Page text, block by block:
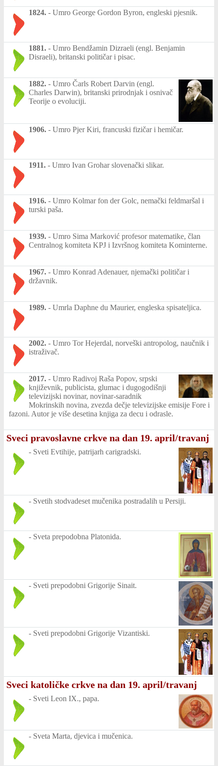
1824. - Umro George Gordon Byron, engleski pjesnik.
1881. - Umro Bendžamin Dizraeli (engl. Benjamin
Disraeli), britanski političar i pisac.
1882. - Umro Čarls Robert Darvin (engl.
Charles Darwin), britanski prirodnjak i osnivač
Teorije o evoluciji.
1906. - Umro Pjer Kiri, francuski fizičar i hemičar.
1911. - Umro Ivan Grohar slovenački slikar.
1916. - Umro Kolmar fon der Golc, nemački feldmaršal i
turski paša.
1939. - Umro Sima Marković profesor matematike, član
Centralnog komiteta KPJ i Izvršnog komiteta Kominterne.
1967. - Umro Konrad Adenauer, njemački političar i
državnik.
1989. - Umrla Daphne du Maurier, engleska spisateljica.
2002. - Umro Tor Hejerdal, norveški antropolog, naučnik i
istraživač.
2017. - Umro Radivoj Raša Popov, srpski
književnik, publicista, glumac i dugogodišnji
televizijski novinar, novinar-saradnik
Mokrinskih novina, zvezda dečje televizijske emisije Fore i
fazoni. Autor je više desetina knjiga za decu i odrasle.
Sveci pravoslavne crkve na dan 19. april/travanj
- Sveti Evtihije, patrijarh carigradski.
- Svetih stodvadeset mučenika postradalih u Persiji.
- Sveta prepodobna Platonida.
- Sveti prepodobni Grigorije Sinait.
- Sveti prepodobni Grigorije Vizantiski.
Sveci katoličke crkve na dan 19. april/travanj
- Sveti Leon IX., papa.
- Sveta Marta, djevica i mučenica.